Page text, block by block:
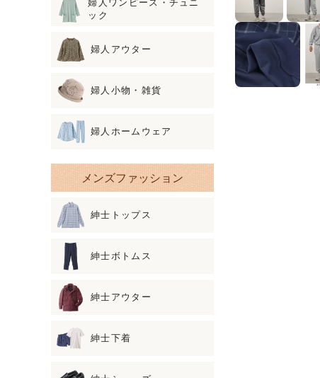
婦人ワンピース・チュニ
ック
婦人アウター
婦人小物・雑貨
婦人ホームウェア
メンズファッション
紳士トップス
紳士ボトムス
紳士アウター
紳士下着